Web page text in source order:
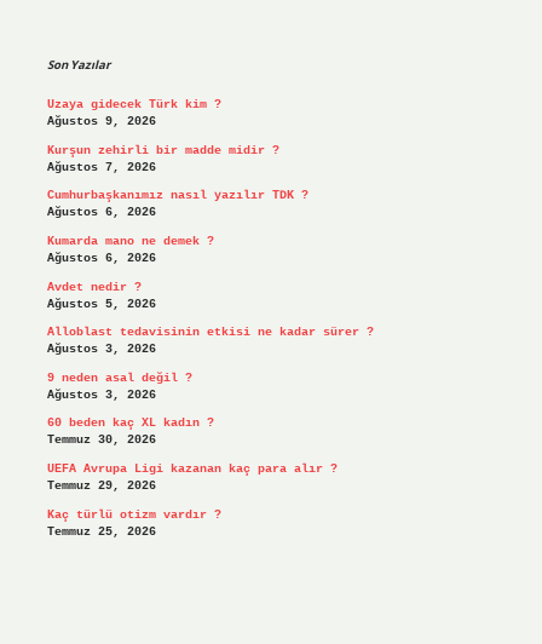
Son Yazılar
Uzaya gidecek Türk kim ?
Ağustos 9, 2026
Kurşun zehirli bir madde midir ?
Ağustos 7, 2026
Cumhurbaşkanımız nasıl yazılır TDK ?
Ağustos 6, 2026
Kumarda mano ne demek ?
Ağustos 6, 2026
Avdet nedir ?
Ağustos 5, 2026
Alloblast tedavisinin etkisi ne kadar sürer ?
Ağustos 3, 2026
9 neden asal değil ?
Ağustos 3, 2026
60 beden kaç XL kadın ?
Temmuz 30, 2026
UEFA Avrupa Ligi kazanan kaç para alır ?
Temmuz 29, 2026
Kaç türlü otizm vardır ?
Temmuz 25, 2026